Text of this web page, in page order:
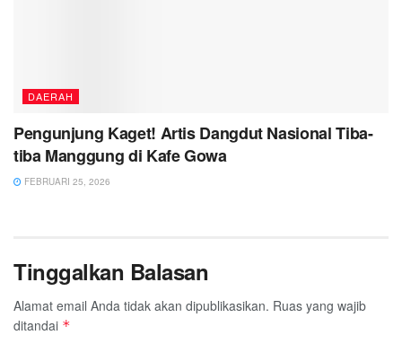
DAERAH
Pengunjung Kaget! Artis Dangdut Nasional Tiba-
tiba Manggung di Kafe Gowa
FEBRUARI 25, 2026
Tinggalkan Balasan
Alamat email Anda tidak akan dipublikasikan. Ruas yang wajib
ditandai *